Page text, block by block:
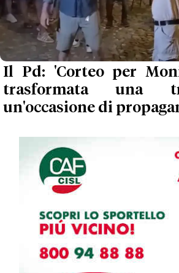
Il Pd: 'Corteo per
trasformata una
un'occasione di